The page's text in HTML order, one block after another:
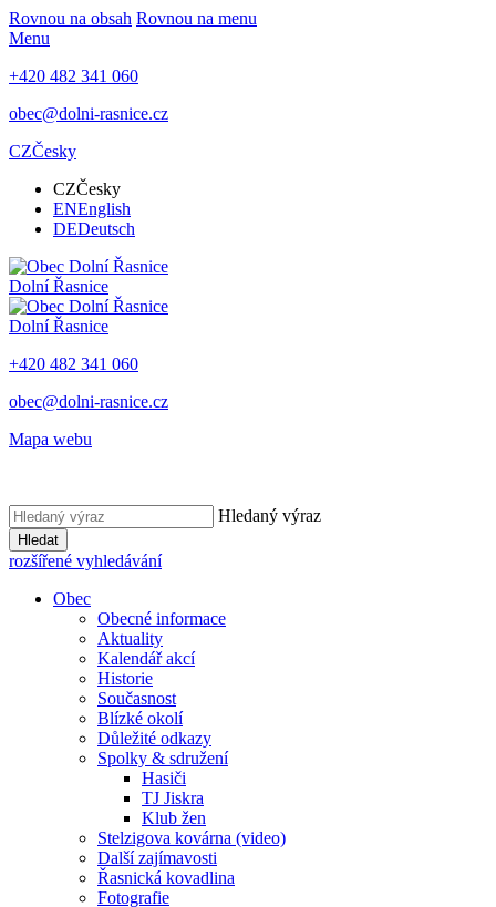
Rovnou na obsah Rovnou na menu
Menu
+420 482 341 060
obec@dolni-rasnice.cz
CZČesky
CZČesky
ENEnglish
DEDeutsch
Dolní Řasnice
Dolní Řasnice
+420 482 341 060
obec@dolni-rasnice.cz
Mapa webu
Hledaný výraz
Hledat
rozšířené vyhledávání
Obec
Obecné informace
Aktuality
Kalendář akcí
Historie
Současnost
Blízké okolí
Důležité odkazy
Spolky & sdružení
Hasiči
TJ Jiskra
Klub žen
Stelzigova kovárna (video)
Další zajímavosti
Řasnická kovadlina
Fotografie